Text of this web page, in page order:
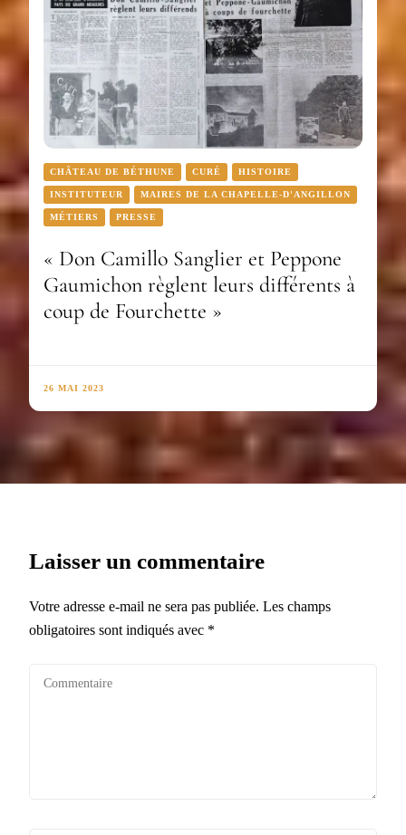
CHÂTEAU DE BÉTHUNE CURÉ HISTOIRE
INSTITUTEUR MAIRES DE LA CHAPELLE-D'ANGILLON
MÉTIERS PRESSE
« Don Camillo Sanglier et Peppone
Gaumichon règlent leurs différents à
coup de Fourchette »
26 MAI 2023
Laisser un commentaire
Votre adresse e-mail ne sera pas publiée. Les champs
obligatoires sont indiqués avec *